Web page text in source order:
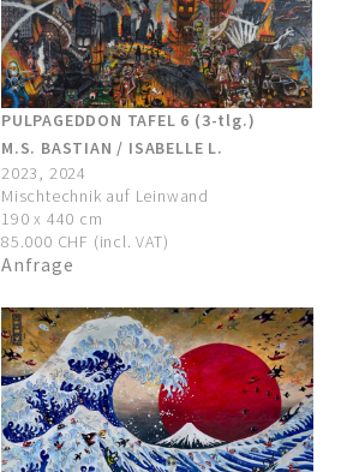
PULPAGEDDON TAFEL 6 (3-tlg.)
M.S. BASTIAN / ISABELLE L.
2023, 2024
Mischtechnik auf Leinwand
190 x 440 cm
85.000 CHF (incl. VAT)
Anfrage